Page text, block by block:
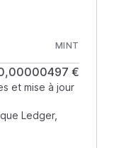
MINT
€
et mise à jour
Ledger,